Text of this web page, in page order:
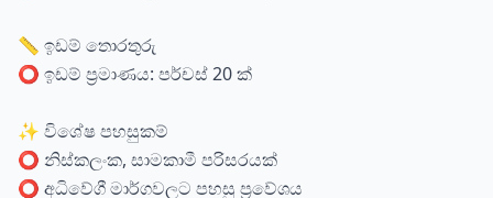
📏 ඉඩම් තොරතුරු
⭕ ඉඩම් ප්‍රමාණය: පර්චස් 20 ක්
✨ විශේෂ පහසුකම්
⭕ නිස්කලංක, සාමකාමී පරිසරයක්
⭕ අධිවේගී මාර්ගවලට පහසු ප්‍රවේශය